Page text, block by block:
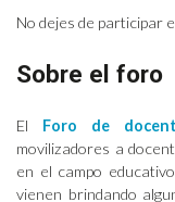
No dejes de participar
Sobre el foro
El Foro de
movilizadores a
en el campo
vienen brindando